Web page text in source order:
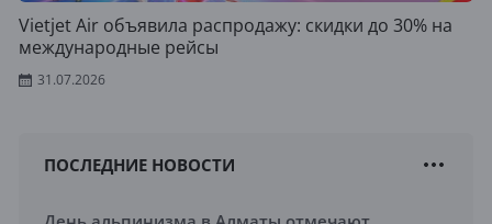
Vietjet Air объявила распродажу: скидки до 30% на
международные рейсы
31.07.2026
ПОСЛЕДНИЕ НОВОСТИ